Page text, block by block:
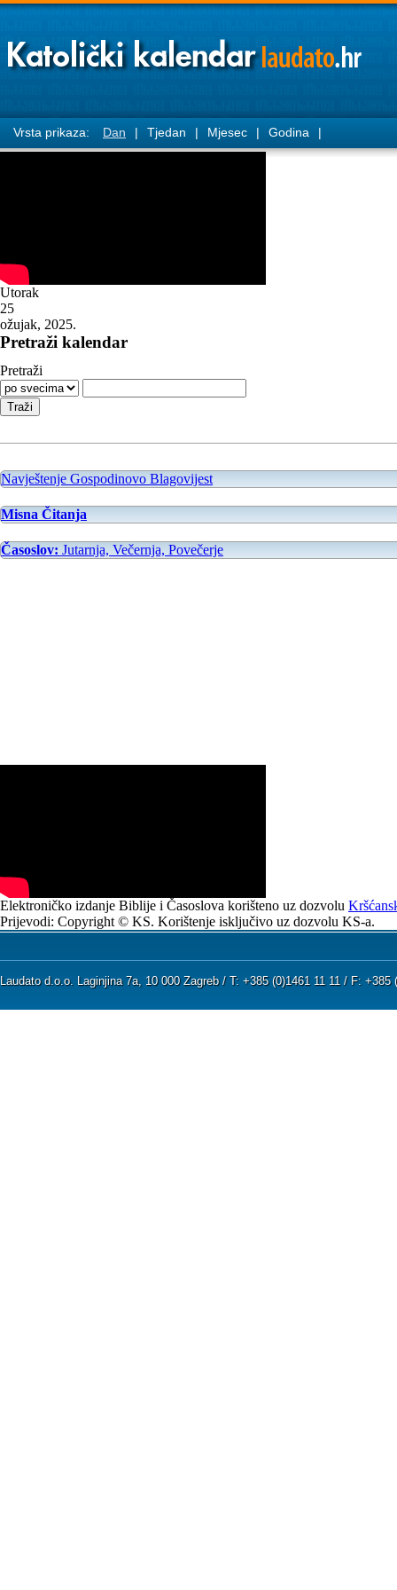
Vrsta prikaza: Dan | Tjedan | Mjesec | Godina |
Utorak
25
ožujak, 2025.
Pretraži kalendar
Pretraži
Navještenje Gospodinovo Blagovijest
Misna Čitanja
Časoslov: Jutarnja, Večernja, Povečerje
Elektroničko izdanje Biblije i Časoslova korišteno uz dozvolu
Prijevodi: Copyright © KS. Korištenje isključivo uz dozvolu KS-a.
Laudato d.o.o. Laginjina 7a, 10 000 Zagreb / T: +385 (0)1461 11 11 / F: